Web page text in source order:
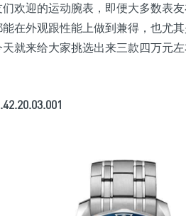
欢迎的运动腕表，即便大多数表
能在外观跟性能上做到兼得，也尤
就来给大家挑选出来三款四万元